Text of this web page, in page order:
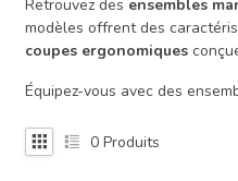
résultat
recherche
sélectionné.
utilisateurs
d'appareils
Retrouvez des ensembles
modèles offrent des
coupes ergonomiques
Équipez-vous avec des
0 Produits